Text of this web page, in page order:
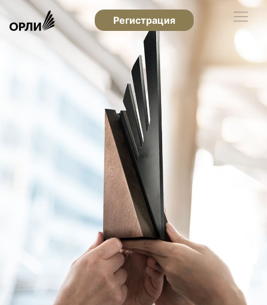
Регистрация